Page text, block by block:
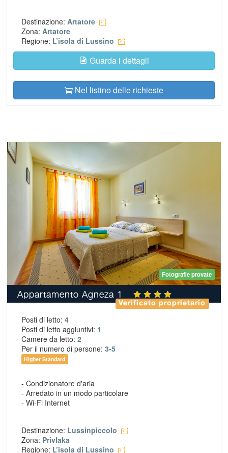
Destinazione: Artatore
Zona: Artatore
Regione: L’isola di Lussino
Guarda i dettagli
Nel listino delle richieste
Fotografie provate
Appartamento Agneza 1
Verificato proprietario
Posti di letto: 4
Posti di letto aggiuntivi: 1
Camere da letto: 2
Per il numero di persone: 3-5
Higher Standard
- Condizionatore d'aria
- Arredato in un modo particolare
- Wi-Fi Internet
Destinazione: Lussinpiccolo
Zona: Privlaka
Regione: L’isola di Lussino